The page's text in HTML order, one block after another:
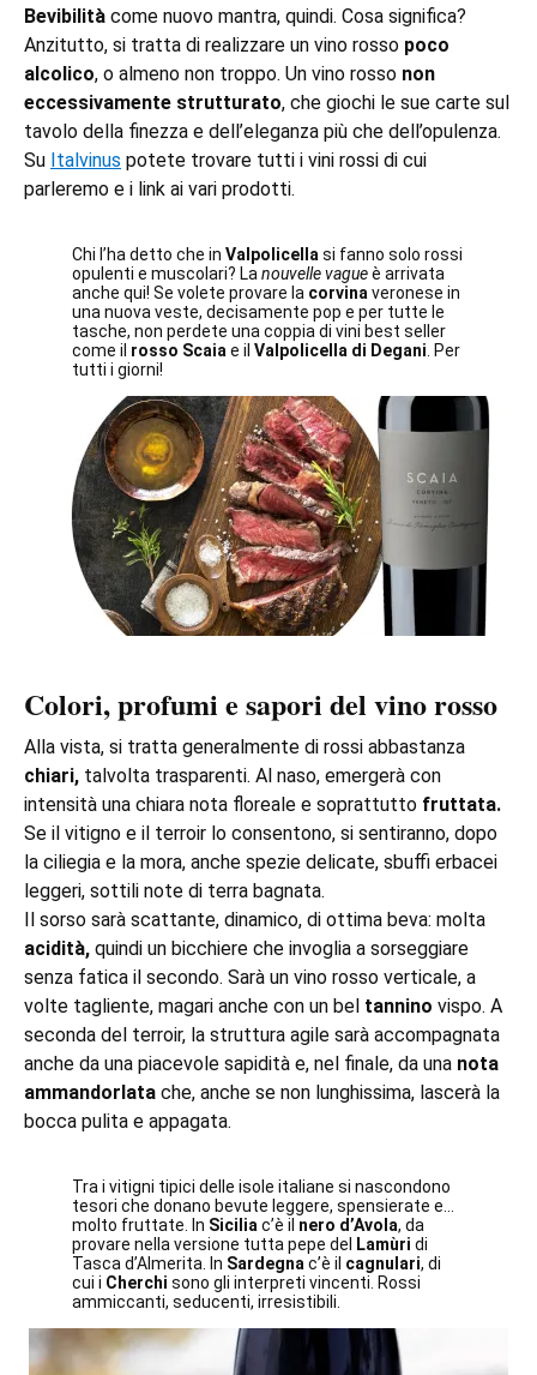
Bevibilità come nuovo mantra, quindi. Cosa significa?
Anzitutto, si tratta di realizzare un vino rosso poco
alcolico, o almeno non troppo. Un vino rosso non
eccessivamente strutturato, che giochi le sue carte sul
tavolo della finezza e dell’eleganza più che dell’opulenza.
Su Italvinus potete trovare tutti i vini rossi di cui
parleremo e i link ai vari prodotti.
Chi l’ha detto che in Valpolicella si fanno solo rossi
opulenti e muscolari? La nouvelle vagueè arrivata
anche qui! Se volete provare la corvina veronese in
una nuova veste, decisamente pop e per tutte le
tasche, non perdete una coppia di vini best seller
come il rosso Scaia e il Valpolicella di Degani . Per
tutti i giorni!
Colori, profumi e sapori del vino rosso
Alla vista, si tratta generalmente di rossi abbastanza
chiari, talvolta trasparenti. Al naso, emergerà con
intensità una chiara nota floreale e soprattutto fruttata.
Se il vitigno e il terroir lo consentono, si sentiranno, dopo
la ciliegia e la mora, anche spezie delicate, sbuffi erbacei
leggeri, sottili note di terra bagnata.
Il sorso sarà scattante, dinamico, di ottima beva: molta
acidità, quindi un bicchiere che invoglia a sorseggiare
senza fatica il secondo. Sarà un vino rosso verticale, a
volte tagliente, magari anche con un bel tannino vispo. A
seconda del terroir, la struttura agile sarà accompagnata
anche da una piacevole sapidità e, nel finale, da una nota
ammandorlata che, anche se non lunghissima, lascerà la
bocca pulita e appagata.
Tra i vitigni tipici delle isole italiane si nascondono
tesori che donano bevute leggere, spensierate e…
molto fruttate. In Sicilia c’è il nero d’Avola, da
provare nella versione tutta pepe del
Lamùri di
Tasca d’Almerita. In Sardegna c’è il cagnulari, di
cui i Cherchi sono gli interpreti vincenti. Rossi
ammiccanti, seducenti, irresistibili.